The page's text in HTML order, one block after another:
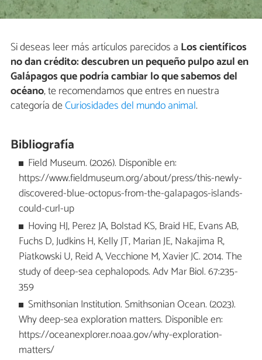
Si deseas leer más artículos parecidos a Los científicos
no dan crédito: descubren un pequeño pulpo azul en
Galápagos que podría cambiar lo que sabemos del
océano, te recomendamos que entres en nuestra
categoría deCuriosidades del mundo animal.
Bibliografía
Field Museum. (2026). Disponible en:
https://www.fieldmuseum.org/about/press/this-newly-
discovered-blue-octopus-from-the-galapagos-islands-
could-curl-up
Hoving HJ, Perez JA, Bolstad KS, Braid HE, Evans AB,
Fuchs D, Judkins H, Kelly JT, Marian JE, Nakajima R,
Piatkowski U, Reid A, Vecchione M, Xavier JC. 2014. The
study of deep-sea cephalopods. Adv Mar Biol. 67:235-
359
Smithsonian Institution. Smithsonian Ocean. (2023).
Why deep-sea exploration matters. Disponible en:
https://oceanexplorer.noaa.gov/why-exploration-
matters/